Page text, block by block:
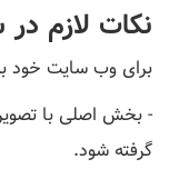
نکات لازم
برای وب سایت خود
- بخش اصلی با
گرفته شود.